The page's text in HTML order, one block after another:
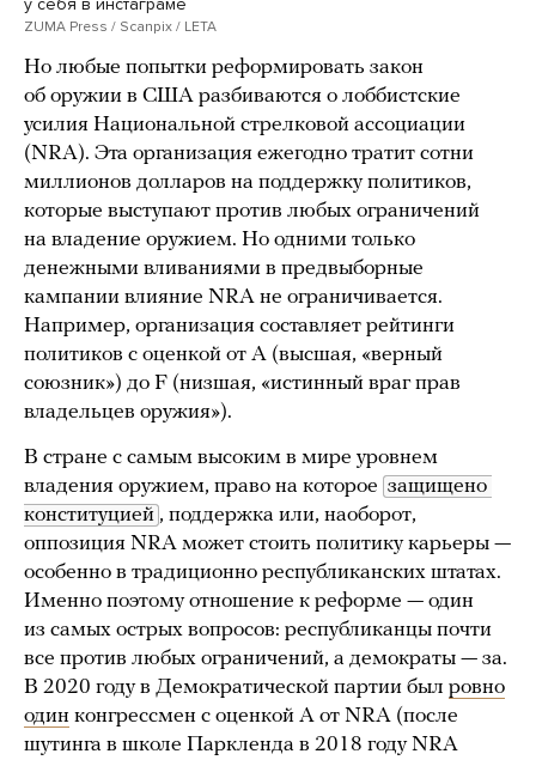
ZUMA Press / Scanpix / LETA
Но любые попытки реформировать закон
об оружии в США разбиваются о лоббистские
усилия Национальной стрелковой ассоциации
(NRA). Эта организация ежегодно тратит сотни
миллионов долларов на поддержку политиков,
которые выступают против любых ограничений
на владение оружием. Но одними только
денежными вливаниями в предвыборные
кампании влияние NRA не ограничивается.
Например, организация составляет рейтинги
политиков с оценкой от A (высшая, «верный
союзник») до F (низшая, «истинный враг прав
владельцев оружия»).
В стране с самым высоким в мире уровнем
владения оружием, право на которое защищено
конституцией , поддержка или, наоборот,
оппозиция NRA может стоить политику карьеры —
особенно в традиционно республиканских штатах.
Именно поэтому отношение к реформе — один
из самых острых вопросов: республиканцы почти
все против любых ограничений, а демократы — за.
В 2020 году в Демократической партии был ровно
один конгрессмен с оценкой A от NRA (после
шутинга в школе Паркленда в 2018 году NRA